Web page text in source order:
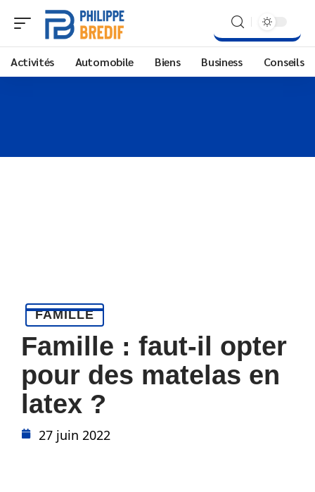
Activités Automobile Biens Business Conseils
FAMILLE
Famille : faut-il opter
pour des matelas en
latex ?
27 juin 2022